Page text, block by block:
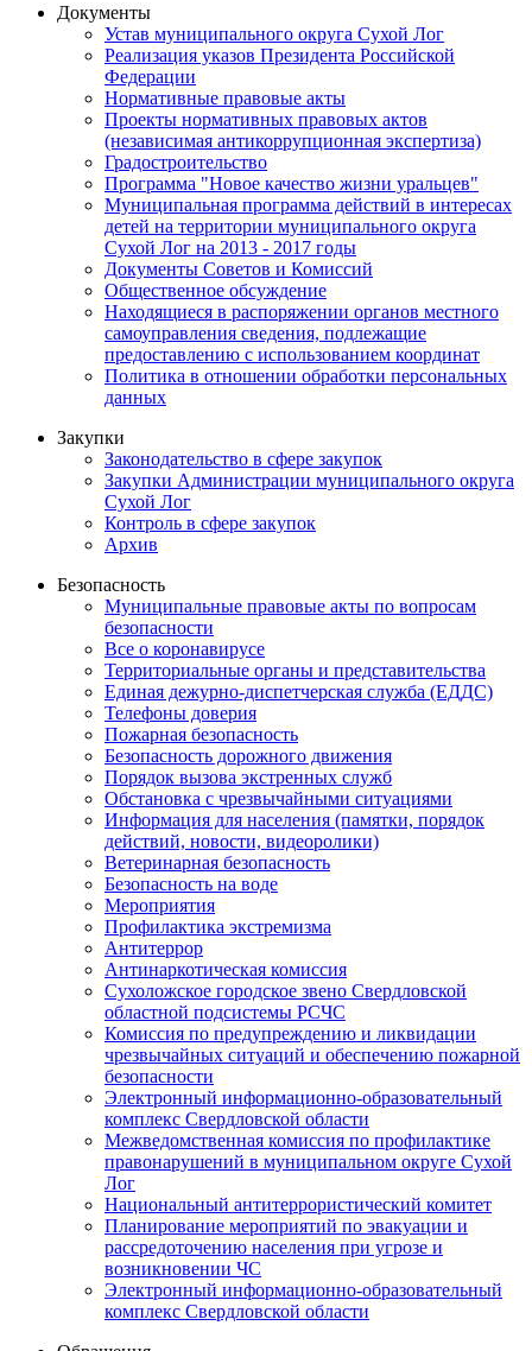
Документы
Устав муниципального округа Сухой Лог
Реализация указов Президента Российской
Федерации
Нормативные правовые акты
Проекты нормативных правовых актов
(независимая антикоррупционная экспертиза)
Градостроительство
Программа "Новое качество жизни уральцев"
Муниципальная программа действий в интересах
детей на территории муниципального округа
Сухой Лог на 2013 - 2017 годы
Документы Советов и Комиссий
Общественное обсуждение
Находящиеся в распоряжении органов местного
самоуправления сведения, подлежащие
предоставлению с использованием координат
Политика в отношении обработки персональных
данных
Закупки
Законодательство в сфере закупок
Закупки Администрации муниципального округа
Сухой Лог
Контроль в сфере закупок
Архив
Безопасность
Муниципальные правовые акты по вопросам
безопасности
Все о коронавирусе
Территориальные органы и представительства
Единая дежурно-диспетчерская служба (ЕДДС)
Телефоны доверия
Пожарная безопасность
Безопасность дорожного движения
Порядок вызова экстренных служб
Обстановка с чрезвычайными ситуациями
Информация для населения (памятки, порядок
действий, новости, видеоролики)
Ветеринарная безопасность
Безопасность на воде
Мероприятия
Профилактика экстремизма
Антитеррор
Антинаркотическая комиссия
Сухоложское городское звено Свердловской
областной подсистемы РСЧС
Комиссия по предупреждению и ликвидации
чрезвычайных ситуаций и обеспечению пожарной
безопасности
Электронный информационно-образовательный
комплекс Cвердловской области
Межведомственная комиссия по профилактике
правонарушений в муниципальном округе Сухой
Лог
Национальный антитеррористический комитет
Планирование мероприятий по эвакуации и
рассредоточению населения при угрозе и
возникновении ЧС
Электронный информационно-образовательный
комплекс Свердловской области